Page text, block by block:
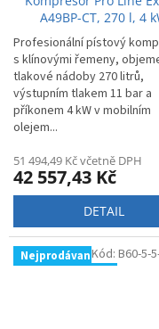
A49BP-CT, 270 l, 4
Profesionální pístový
s klínovými řemeny,
tlakové nádoby 270 litrů,
výstupním tlakem 11 bar a
příkonem 4 kW v mobilním
olejem...
51 494,49 Kč včetně DPH
42 557,43 Kč
DETAIL
Nejprodávanější
Kód: B60-5-